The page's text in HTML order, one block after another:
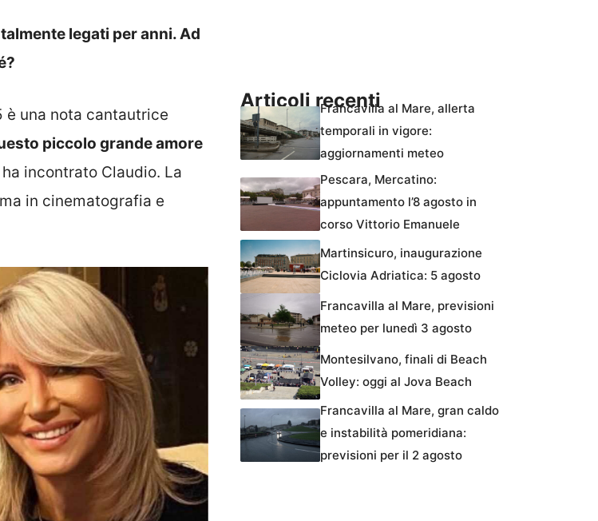
legati per anni. Ad
è una nota cantautrice
piccolo grande amore
incontrato Claudio. La
in cinematografia e
Articoli recentiFrancavilla al Mare, allerta
temporali in vigore:
aggiornamenti meteo
Pescara, Mercatino:
appuntamento l’8 agosto in
corso Vittorio Emanuele
Martinsicuro, inaugurazione
Ciclovia Adriatica: 5 agosto
Francavilla al Mare, previsioni
meteo per lunedì 3 agosto
Montesilvano, finali di Beach
Volley: oggi al Jova Beach
Francavilla al Mare, gran caldo
e instabilità pomeridiana:
previsioni per il 2 agosto